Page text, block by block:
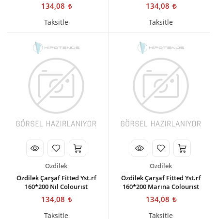
134,08
Taksitle
134,08
Taksitle
Özdilek
Özdilek Çarşaf Fitted Yst.rf
160*200 Nıl Colourıst
134,08
Taksitle
Özdilek
Özdilek Çarşaf Fitted Yst.rf
160*200 Marına Colourıst
134,08
Taksitle